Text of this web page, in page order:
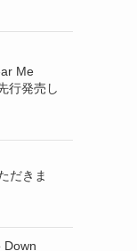
Me
行発売し
だきま
Down